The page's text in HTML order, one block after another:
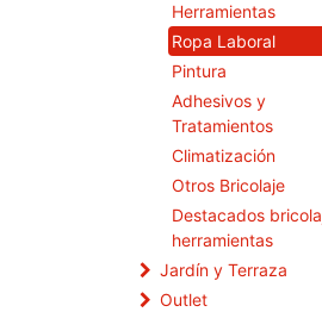
Herramientas
Ropa Laboral
Pintura
Adhesivos y
Tratamientos
Climatización
Otros Bricolaje
Destacados
herramientas
Jardín y Terraza
Outlet